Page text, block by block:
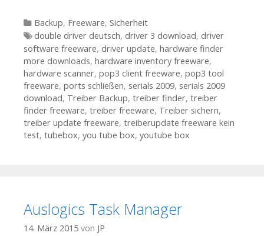
Kategorien
Backup, Freeware, Sicherheit
Tags
double driver deutsch, driver 3 download, driver
software freeware, driver update, hardware finder
more downloads, hardware inventory freeware,
hardware scanner, pop3 client freeware, pop3 tool
freeware, ports schließen, serials 2009, serials 2009
download, Treiber Backup, treiber finder, treiber
finder freeware, treiber freeware, Treiber sichern,
treiber update freeware, treiberupdate freeware kein
test, tubebox, you tube box, youtube box
Auslogics Task Manager
14. März 2015 von JP